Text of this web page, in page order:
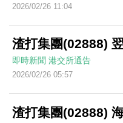
2026/02/26 11:04
渣打集團(02888)
即時新聞 港交所通告
2026/02/26 05:57
渣打集團(02888)